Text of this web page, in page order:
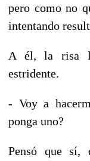
pero como no
intentando
A él, la risa
estridente.
- Voy a
ponga uno?
Pensó que sí,